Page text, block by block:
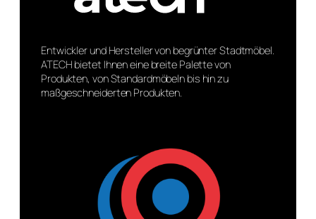
Entwickler und Hersteller von begrünter Stadtmöbel.
ATECH bietet Ihnen eine breite Palette von
Produkten, von Standardmöbeln bis hin zu
maßgeschneiderten Produkten.